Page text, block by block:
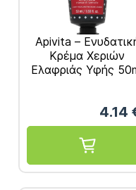
Apivita –
Κρέμα Χεριών
Ελαφριάς Υφής
4.14